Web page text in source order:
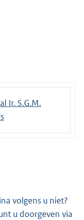
Ir. S.G.M.
volgens u niet?
u doorgeven via